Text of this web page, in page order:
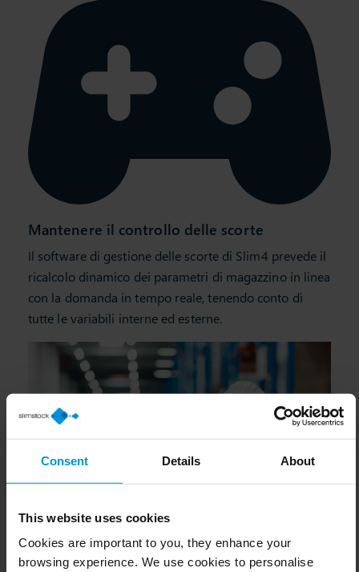
Consent Details About
This website uses cookies
Cookies are important to you, they enhance your
browsing experience. We use cookies to personalise
Mantenere il controllo delle scorte
Il software di gestione delle scorte di Slim4 prevede il
ricalcolo dinamico dei parametri di magazzino in linea
con la domanda in tempo reale, tenendo conto di
tutte le variabili interne ed esterne.